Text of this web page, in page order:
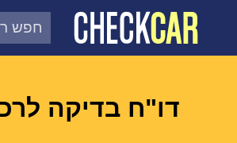
דו"ח בדיקה לרכב